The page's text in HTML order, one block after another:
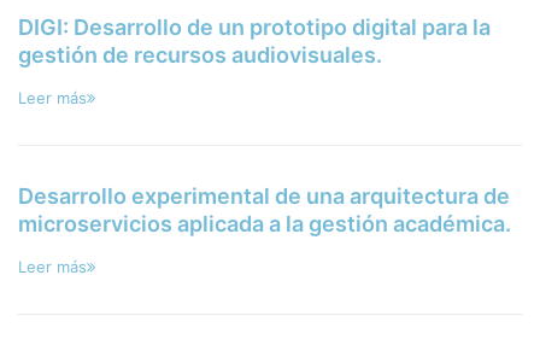
DIGI: Desarrollo de un prototipo digital para la
gestión de recursos audiovisuales.
Leer más
Desarrollo experimental de una arquitectura de
microservicios aplicada a la gestión académica.
Leer más